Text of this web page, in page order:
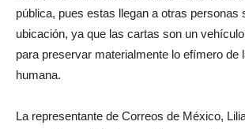
pública, pues estas llegan a otras personas
ubicación, ya que las cartas son un
para preservar materialmente lo efímero de
humana.
La representante de Correos de México,